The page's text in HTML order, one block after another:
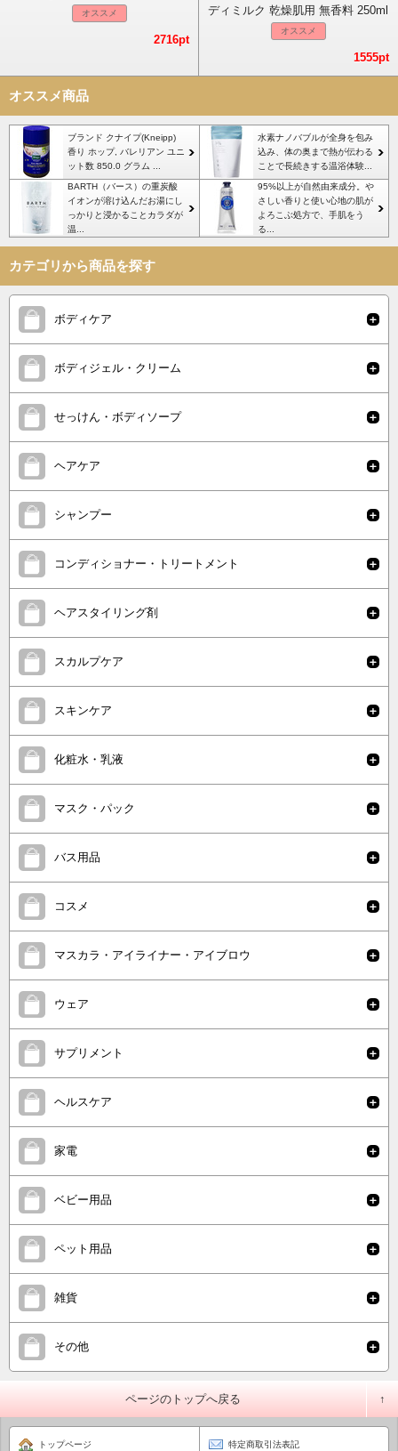
オススメ
2716pt
ディミルク 乾燥肌用 無香料 250ml
オススメ
1555pt
オススメ商品
ブランド クナイプ(Kneipp)
香り ホップ, バレリアン ユニ
ット数 850.0 グラム ...
水素ナノバブルが全身を包み
込み、体の奥まで熱が伝わる
ことで長続きする温浴体験...
BARTH（バース）の重炭酸
イオンが溶け込んだお湯にし
っかりと浸かることカラダが
温...
95%以上が自然由来成分。や
さしい香りと使い心地の肌が
よろこぶ処方で、手肌をう
る...
カテゴリから商品を探す
ボディケア
ボディジェル・クリーム
せっけん・ボディソープ
ヘアケア
シャンプー
コンディショナー・トリートメント
ヘアスタイリング剤
スカルプケア
スキンケア
化粧水・乳液
マスク・パック
バス用品
コスメ
マスカラ・アイライナー・アイブロウ
ウェア
サプリメント
ヘルスケア
家電
ベビー用品
ペット用品
雑貨
その他
ページのトップへ戻る
トップページ 特定商取引法表記